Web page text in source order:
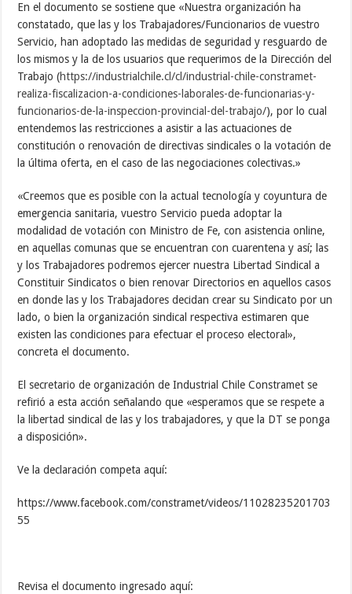
En el documento se sostiene que «Nuestra organización ha
constatado, que las y los Trabajadores/Funcionarios de vuestro
Servicio, han adoptado las medidas de seguridad y resguardo de
los mismos y la de los usuarios que requerimos de la Dirección del
Trabajo (https://industrialchile.cl/cl/industrial-chile-constramet-
realiza-fiscalizacion-a-condiciones-laborales-de-funcionarias-y-
funcionarios-de-la-inspeccion-provincial-del-trabajo/), por lo cual
entendemos las restricciones a asistir a las actuaciones de
constitución o renovación de directivas sindicales o la votación de
la última oferta, en el caso de las negociaciones colectivas.»
«Creemos que es posible con la actual tecnología y coyuntura de
emergencia sanitaria, vuestro Servicio pueda adoptar la
modalidad de votación con Ministro de Fe, con asistencia online,
en aquellas comunas que se encuentran con cuarentena y así; las
y los Trabajadores podremos ejercer nuestra Libertad Sindical a
Constituir Sindicatos o bien renovar Directorios en aquellos casos
en donde las y los Trabajadores decidan crear su Sindicato por un
lado, o bien la organización sindical respectiva estimaren que
existen las condiciones para efectuar el proceso electoral»,
concreta el documento.
El secretario de organización de Industrial Chile Constramet se
refirió a esta acción señalando que «esperamos que se respete a
la libertad sindical de las y los trabajadores, y que la DT se ponga
a disposición».
Ve la declaración competa aquí:
https://www.facebook.com/constramet/videos/11028235201703
55
Revisa el documento ingresado aquí: